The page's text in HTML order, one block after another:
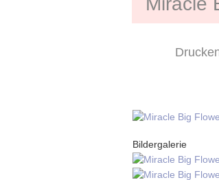
Bildergalerie